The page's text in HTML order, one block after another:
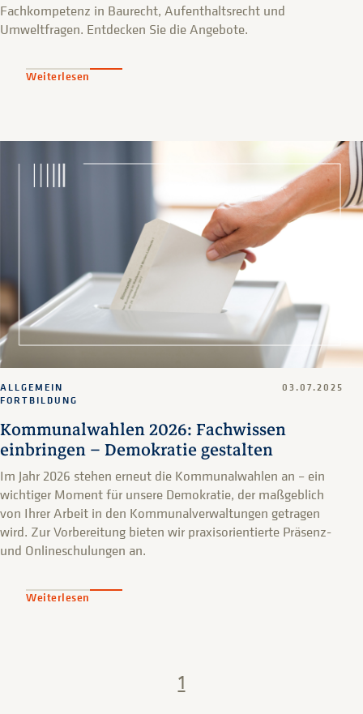
Fachkompetenz in Baurecht, Aufenthaltsrecht und
Umweltfragen. Entdecken Sie die Angebote.
Weiterlesen
Kommunalwahlen 2026: Fachwissen
einbringen – Demokratie gestalten
ALLGEMEIN
FORTBILDUNG
03.07.2025
Im Jahr 2026 stehen erneut die Kommunalwahlen an – ein
wichtiger Moment für unsere Demokratie, der maßgeblich
von Ihrer Arbeit in den Kommunalverwaltungen getragen
wird. Zur Vorbereitung bieten wir praxisorientierte Präsenz-
und Onlineschulungen an.
Weiterlesen
1